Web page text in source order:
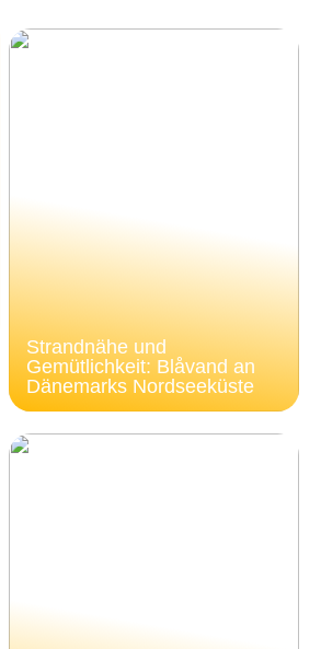
Strandnähe und
Gemütlichkeit: Blåvand an
Dänemarks Nordseeküste